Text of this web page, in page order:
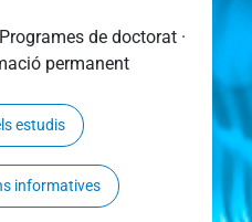
de doctorat ·
permanent
estudis
informatives